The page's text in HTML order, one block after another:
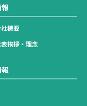
概要
挨拶・理念